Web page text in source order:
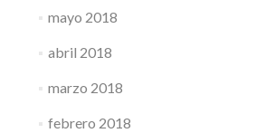
mayo 2018
abril 2018
marzo 2018
febrero 2018